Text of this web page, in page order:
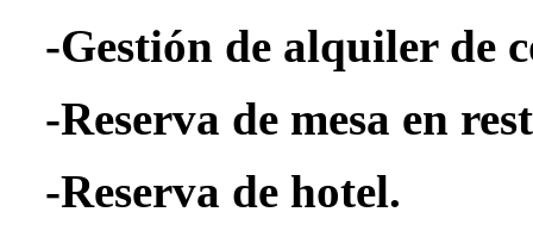
-Gestión de alquiler de
-Reserva de mesa en
-Reserva de hotel.